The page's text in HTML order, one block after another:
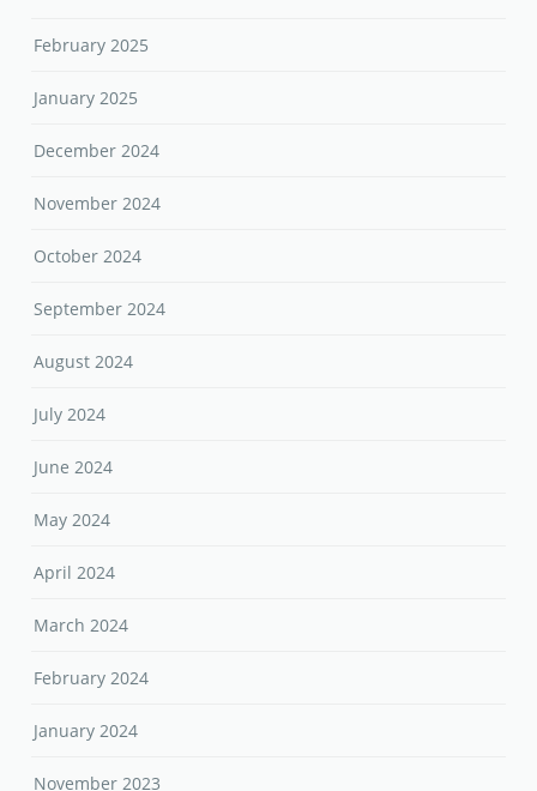
February 2025
January 2025
December 2024
November 2024
October 2024
September 2024
August 2024
July 2024
June 2024
May 2024
April 2024
March 2024
February 2024
January 2024
November 2023